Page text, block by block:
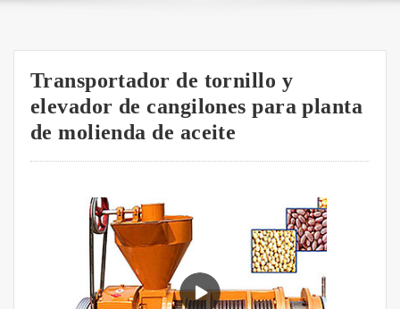
Transportador de tornillo y
elevador de cangilones para planta
de molienda de aceite